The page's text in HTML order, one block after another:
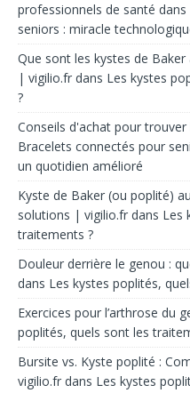
professionnels de santé dans
seniors : miracle
Que sont les kystes de
| vigilio.fr dans Les kystes
?
Conseils d'achat pour
Bracelets connectés pour
un quotidien amélioré
Kyste de Baker (ou poplité)
solutions | vigilio.fr dans Les
traitements ?
Douleur derrière le genou :
dans Les kystes poplités,
Exercices pour l’arthrose du
poplités, quels sont les
Bursite vs. Kyste poplité :
vigilio.fr dans Les kystes